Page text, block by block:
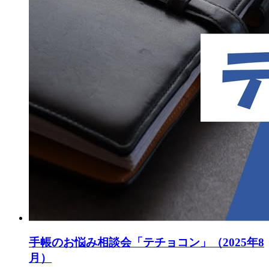
手帳のお悩み相談会「テチョコン」（2025年8
月）